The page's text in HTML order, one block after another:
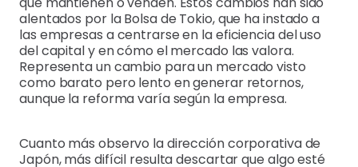
alentados por la Bolsa de Tokio, que ha instado a
las empresas a centrarse en la eficiencia del uso
del capital y en cómo el mercado las valora.
Representa un cambio para un mercado visto
como barato pero lento en generar retornos,
aunque la reforma varía según la empresa.
Cuanto más observo la dirección corporativa de
Japón, más difícil resulta descartar que algo esté